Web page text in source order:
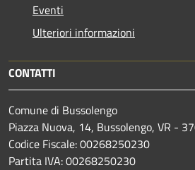
Eventi
Ulteriori informazioni
CONTATTI
Comune di Bussolengo
Piazza Nuova, 14, Bussolengo, VR -
Codice Fiscale: 00268250230
Partita IVA: 00268250230